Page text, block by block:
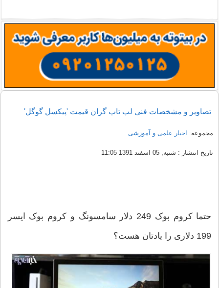
تصاویر و مشخصات فنی لپ تاپ گران قیمت 'پیکسل گوگل'
مجموعه: اخبار علمی و آموزشی
تاریخ انتشار : شنبه, 05 اسفند 1391 11:05
حتما کروم بوک 249 دلار سامسونگ و کروم بوک ایسر
199 دلاری را یادتان هست؟